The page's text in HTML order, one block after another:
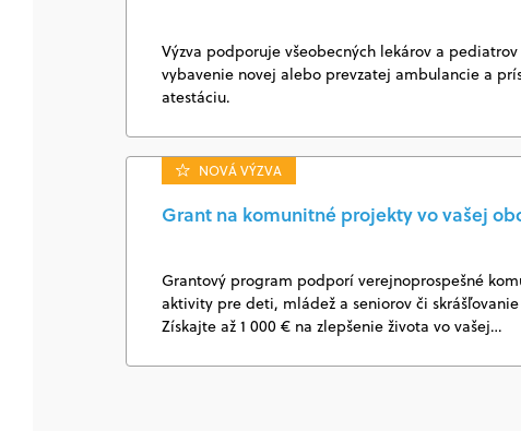
Výzva podporuje všeobecných lekárov a
vybavenie novej alebo prevzatej ambulancie a
atestáciu.
NOVÁ VÝZVA
Grant na komunitné projekty vo vašej
Grantový program podporí verejnoprospešné
aktivity pre deti, mládež a seniorov či
Získajte až 1 000 € na zlepšenie života vo vašej…